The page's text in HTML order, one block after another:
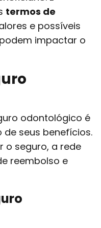
termos de
e possíveis
impactar o
odontológico é
seus benefícios.
o seguro, a rede
reembolso e